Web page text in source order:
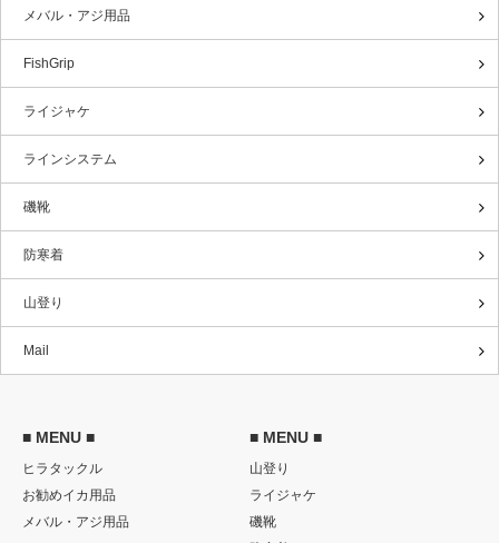
メバル・アジ用品
FishGrip
ライジャケ
ラインシステム
磯靴
防寒着
山登り
Mail
■ MENU ■
ヒラタックル
お勧めイカ用品
メバル・アジ用品
■ MENU ■
山登り
ライジャケ
磯靴